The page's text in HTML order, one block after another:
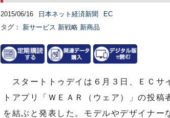
2015/06/16 日本ネット経済新聞
EC
タグ：
新サービス 新戦略 新商品
スタートトゥデイは６月３日、ＥＣサ
トアプリ「ＷＥＡＲ（ウェア）」の投
を結ぶと発表した。モデルやデザイナー